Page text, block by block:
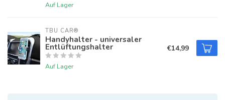
Auf Lager
TBU CAR®
Handyhalter - universaler
Entlüftungshalter
Auf Lager
€14,99